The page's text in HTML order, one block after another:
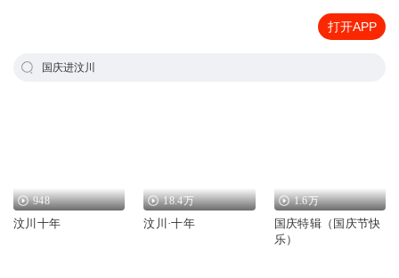
打开APP
国庆进汶川
948
汶川十年
18.4万
汶川·十年
1.6万
国庆特辑（国庆节快
乐）